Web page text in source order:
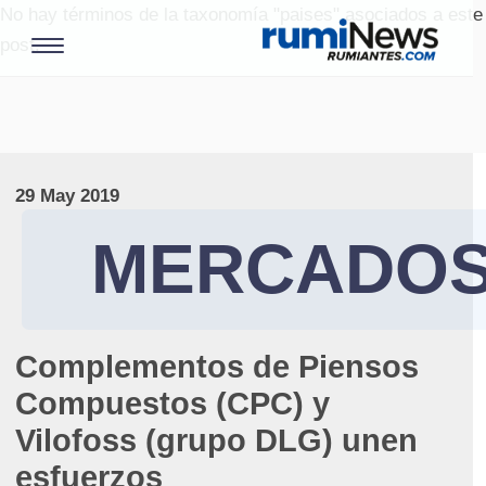
No hay términos de la taxonomía "paises" asociados a este
post.
29 May 2019
Complementos de Piensos
Compuestos (CPC) y
Vilofoss (grupo DLG) unen
esfuerzos